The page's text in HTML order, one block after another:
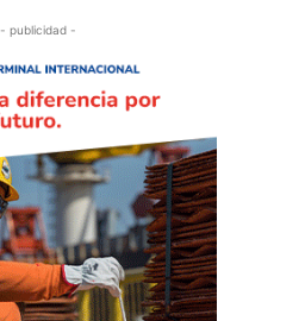
- publicidad -